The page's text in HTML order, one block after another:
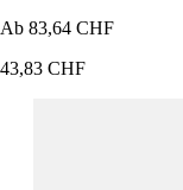
Ab 83,64 CHF
43,83 CHF